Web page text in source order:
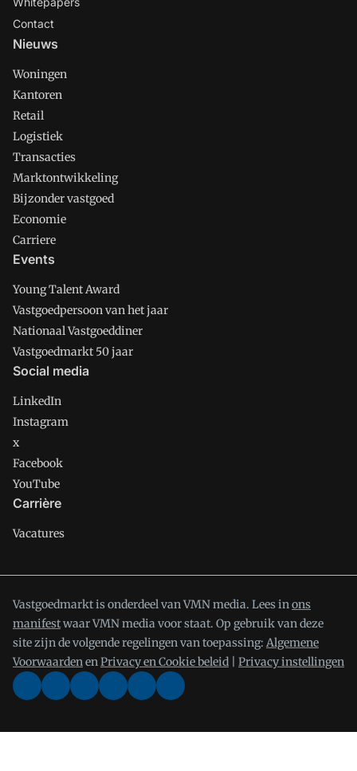
Contact
Nieuws
Woningen
Kantoren
Retail
Logistiek
Transacties
Marktontwikkeling
Bijzonder vastgoed
Economie
Carriere
Events
Young Talent Award
Vastgoedpersoon van het jaar
Nationaal Vastgoeddiner
Vastgoedmarkt 50 jaar
Social media
LinkedIn
Instagram
x
Facebook
YouTube
Carrière
Vacatures
Vastgoedmarkt is onderdeel van VMN media. Lees inons
manifestwaar VMN media voor staat. Op gebruik van deze
site zijn de volgende regelingen van toepassing: Algemene
VoorwaardenenPrivacy en Cookie beleid Privacy instellingen